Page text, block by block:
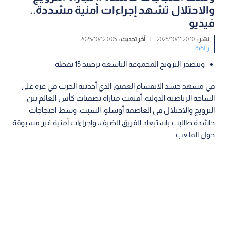
والاحتلال تشهد إجراءات أمنية مشددة..
فيديو
نشر :20:10 2025/10/11
| آخر تحديث :0:05 2025/10/12
رياضة
وتتصدر النرويج المجموعة التاسعة برصيد 15 نقطة
في مشهد جسد الانقسام العميق الذي أحدثته الحرب في غزة على
الساحة الرياضية الدولية، أقيمت مباراة تصفيات كأس العالم بين
النرويج والاحتلال في العاصمة أوسلو، السبت، وسط احتجاجات
حاشدة طالبت باستبعاد الفريق الضيف، وإجراءات أمنية غير مسبوقة
حول الملعب.